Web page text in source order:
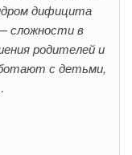
дифицита
сложности в
родителей и
с детьми,